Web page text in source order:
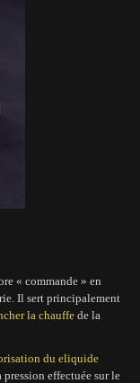
« commande » en
Il sert principalement
la chauffede la
du eliquide
effectuée sur le